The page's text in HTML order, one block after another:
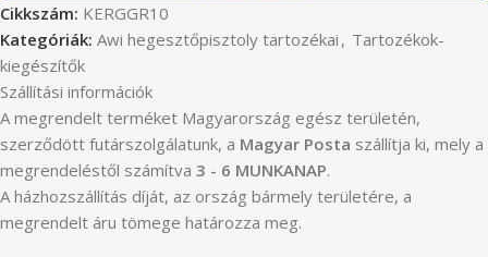
Cikkszám: KERGGR10
Kategóriák: Awi hegesztőpisztoly tartozékai , Tartozékok-
kiegészítők
Szállítási információk
A megrendelt terméket Magyarország egész területén,
szerződött futárszolgálatunk, a Magyar Posta szállítja ki, mely a
megrendeléstől számítva 3 - 6 MUNKANAP.
A házhozszállítás díját, az ország bármely területére, a
megrendelt áru tömege határozza meg.